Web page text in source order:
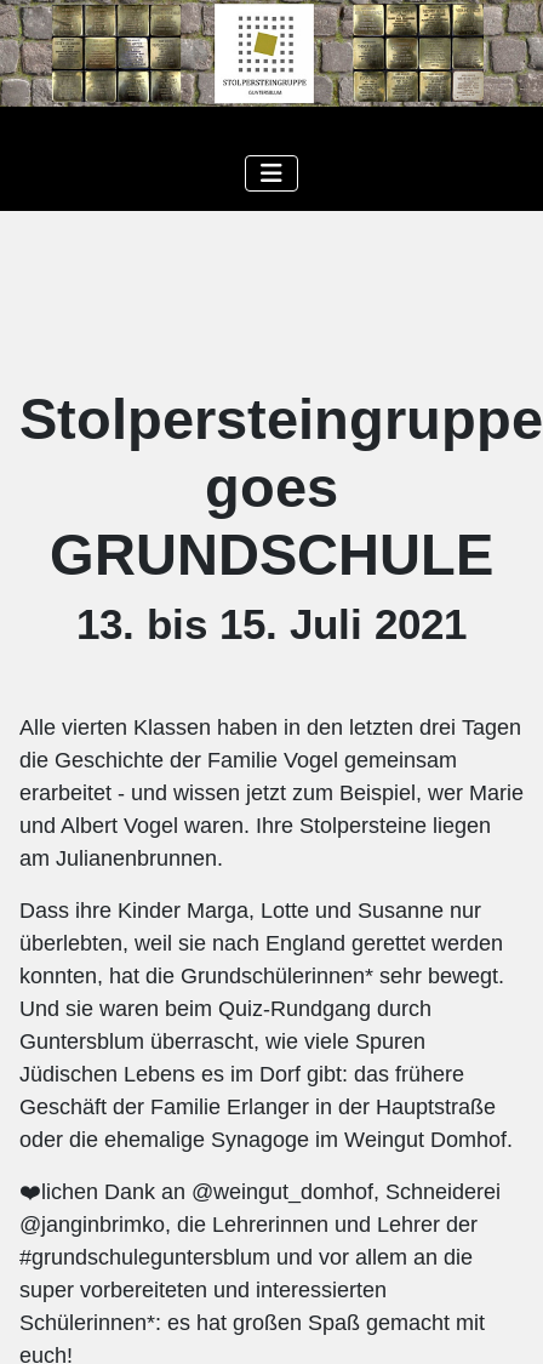
Stolpersteingruppe
goes
GRUNDSCHULE
13. bis 15. Juli 2021
Alle vierten Klassen haben in den letzten drei Tagen
die Geschichte der Familie Vogel gemeinsam
erarbeitet - und wissen jetzt zum Beispiel, wer Marie
und Albert Vogel waren. Ihre Stolpersteine liegen
am Julianenbrunnen.
Dass ihre Kinder Marga, Lotte und Susanne nur
überlebten, weil sie nach England gerettet werden
konnten, hat die Grundschülerinnen* sehr bewegt.
Und sie waren beim Quiz-Rundgang durch
Guntersblum überrascht, wie viele Spuren
Jüdischen Lebens es im Dorf gibt: das frühere
Geschäft der Familie Erlanger in der Hauptstraße
oder die ehemalige Synagoge im Weingut Domhof.
❤️lichen Dank an @weingut_domhof, Schneiderei
@janginbrimko, die Lehrerinnen und Lehrer der
#grundschuleguntersblum und vor allem an die
super vorbereiteten und interessierten
Schülerinnen*: es hat großen Spaß gemacht mit
euch!